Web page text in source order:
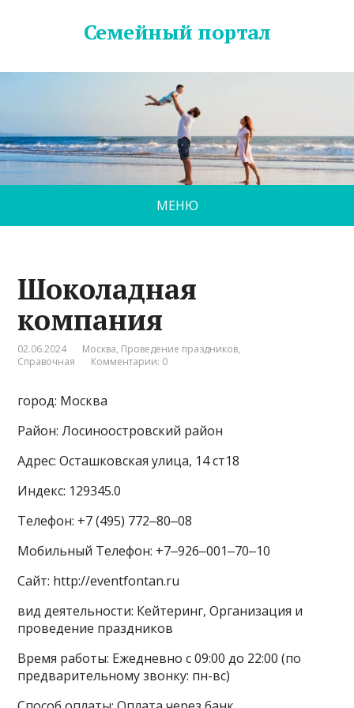
Семейный портал
МЕНЮ
Шоколадная
компания
02.06.2024 Москва, Проведение праздников,
Справочная
Комментарии: 0
город: Москва
Район: Лосиноостровский район
Адрес: Осташковская улица, 14 ст18
Индекс: 129345.0
Телефон: +7 (495) 772‒80‒08
Мобильный Телефон: +7‒926‒001‒70‒10
Сайт: http://eventfontan.ru
вид деятельности: Кейтеринг, Организация и
проведение праздников
Время работы: Ежедневно с 09:00 до 22:00 (по
предварительному звонку: пн-вс)